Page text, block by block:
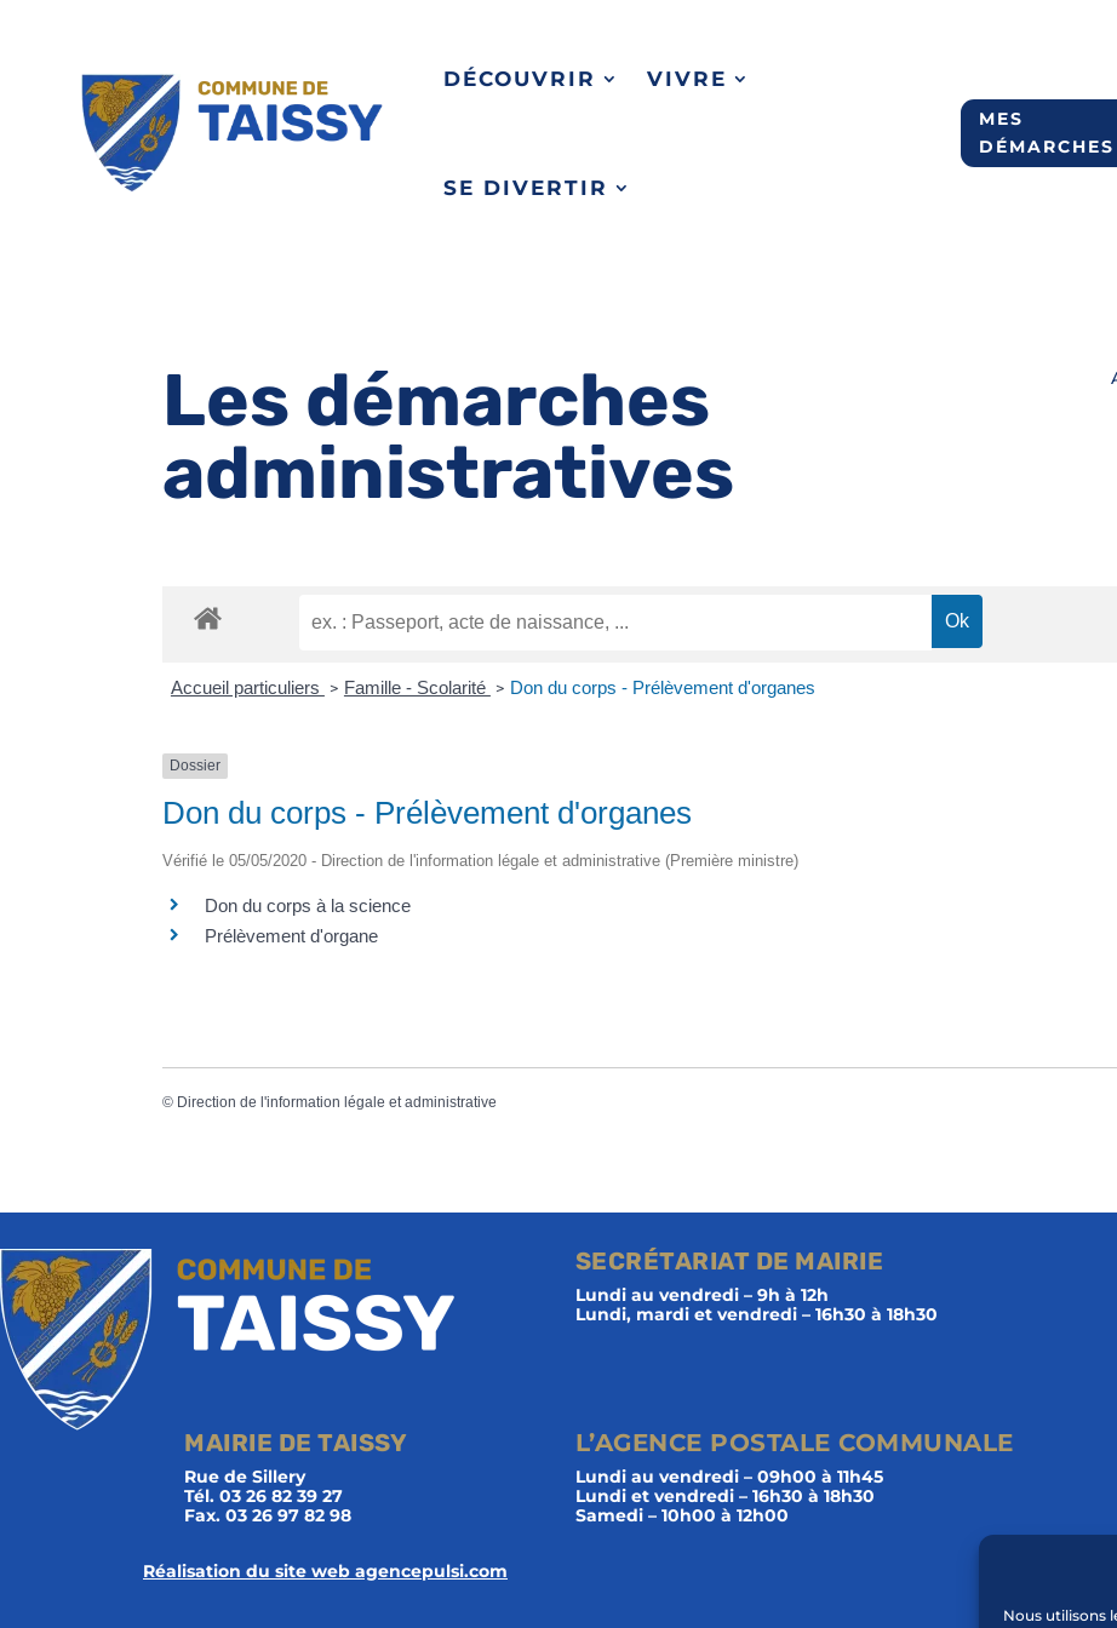
Nous utilisons
DÉCOUVRIR VIVRE
SE DIVERTIR
MES
DÉMARCHES
Les démarches
administratives
Accueil particuliers > Famille - Scolarité > Don du corps - Prélèvement d'organes
Dossier
Don du corps - Prélèvement d'organes
Vérifié le 05/05/2020 - Direction de l'information légale et administrative (Première ministre)
Don du corps à la science
Prélèvement d'organe
© Direction de l'information légale et administrative
SECRÉTARIAT DE MAIRIE
Lundi au vendredi – 9h à 12h
Lundi, mardi et vendredi – 16h30 à 18h30
MAIRIE DE TAISSY
Rue de Sillery
Tél. 03 26 82 39 27
Fax. 03 26 97 82 98
L’AGENCE POSTALE COMMUNALE
Lundi au vendredi – 09h00 à 11h45
Lundi et vendredi – 16h30 à 18h30
Samedi – 10h00 à 12h00
Réalisation du site web agencepulsi.com